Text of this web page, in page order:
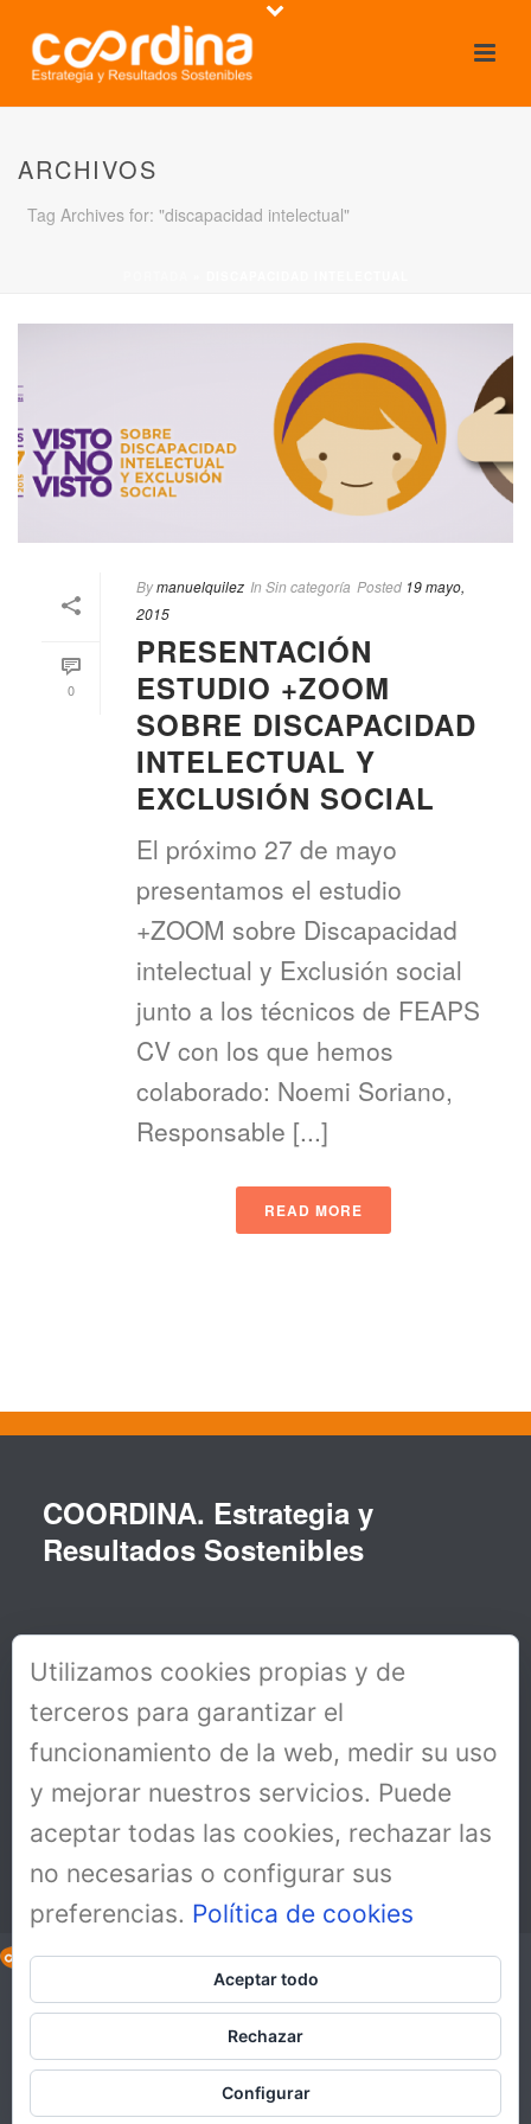
ARCHIVOS
Tag Archives for: "discapacidad intelectual"
0
Bymanuelquilez In Sin categoría Posted 19 mayo,
2015
PRESENTACIÓN
ESTUDIO +ZOOM
SOBRE DISCAPACIDAD
INTELECTUAL Y
EXCLUSIÓN SOCIAL
El próximo 27 de mayo
presentamos el estudio
+ZOOM sobre Discapacidad
intelectual y Exclusión social
junto a los técnicos de FEAPS
CV con los que hemos
colaborado: Noemi Soriano,
Responsable [...]
READ MORE
COORDINA. Estrategia y
Resultados Sostenibles
Copyright All Rights Reserved © 2019
Aviso Legal
Política de cookies
Español
Utilizamos cookies propias y de
terceros para garantizar el
funcionamiento de la web, medir su uso
y mejorar nuestros servicios. Puede
aceptar todas las cookies, rechazar las
no necesarias o configurar sus
preferencias. Política de cookies
Aceptar todo
Rechazar
Configurar